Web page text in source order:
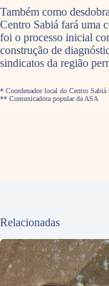
Também como
Centro Sabiá fará uma
foi o processo inicial
construção de
sindicatos da região
* Coordenador local do Centro Sabiá
** Comunicadora popular da ASA
Relacionadas